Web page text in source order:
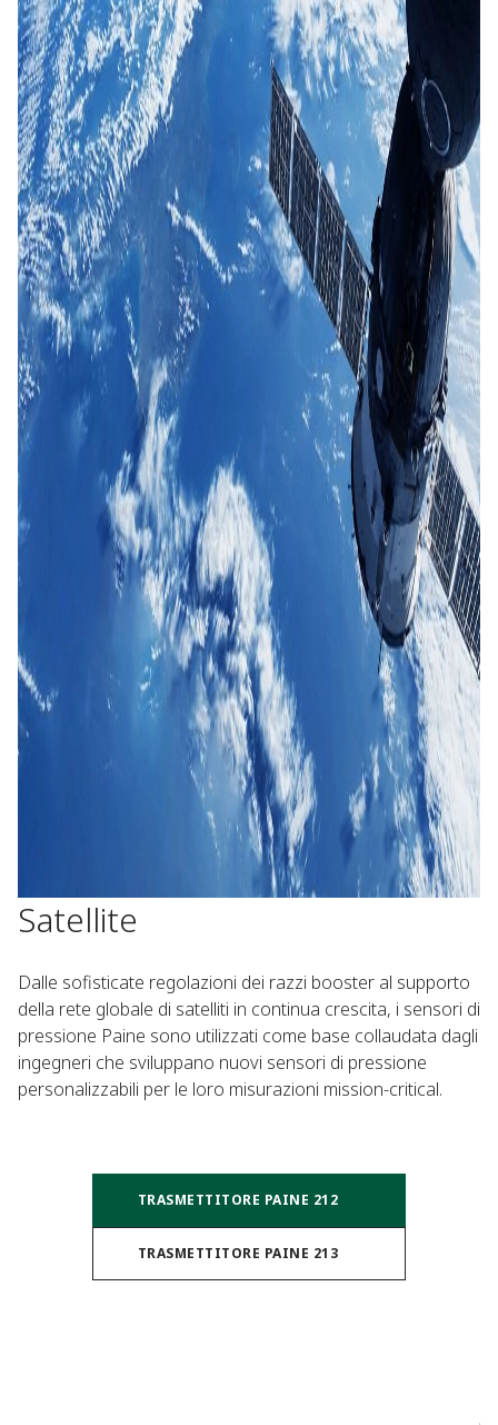
Satellite​
Dalle sofisticate regolazioni dei razzi booster al supporto
della rete globale di satelliti in continua crescita, i sensori di
pressione Paine sono utilizzati come base collaudata dagli
ingegneri che sviluppano nuovi sensori di pressione
personalizzabili per le loro misurazioni mission-critical.​
TRASMETTITORE PAINE 212​
TRASMETTITORE PAINE 213​